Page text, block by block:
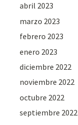
abril 2023
marzo 2023
febrero 2023
enero 2023
diciembre 2022
noviembre 2022
octubre 2022
septiembre 2022